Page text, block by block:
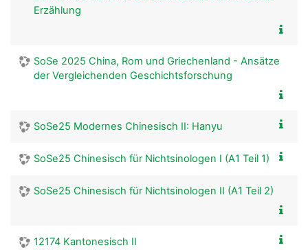
Erzählung
SoSe 2025 China, Rom und Griechenland - Ansätze
der Vergleichenden Geschichtsforschung
SoSe25 Modernes Chinesisch II: Hanyu
SoSe25 Chinesisch für Nichtsinologen I (A1 Teil 1)
SoSe25 Chinesisch für Nichtsinologen II (A1 Teil 2)
12174 Kantonesisch II